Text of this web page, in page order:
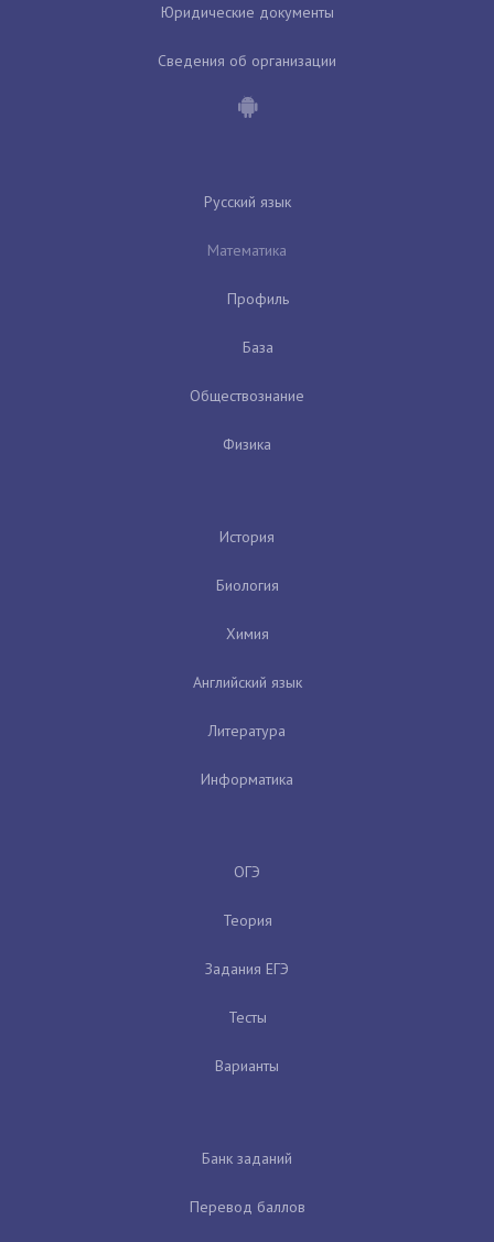
Юридические документы
Сведения об организации
Русский язык
Математика
Профиль
База
Обществознание
Физика
История
Биология
Химия
Английский язык
Литература
Информатика
ОГЭ
Теория
Задания ЕГЭ
Тесты
Варианты
Банк заданий
Перевод баллов